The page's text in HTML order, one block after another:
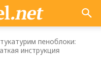
пеноблоки:
инструкция